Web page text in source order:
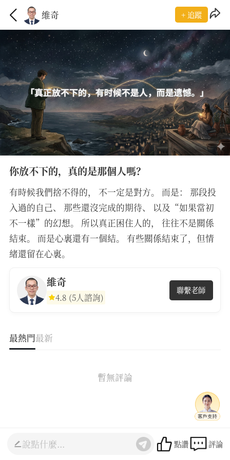
維奇 + 追蹤
你放不下的，真的是那個人嗎？
有時候我們捨不得的， 不一定是對方。 而是： 那段投
入過的自己、 那些還沒完成的期待、 以及“如果當初
不一樣”的幻想。 所以真正困住人的， 往往不是關係
結束。 而是心裏還有一個結。 有些關係結束了，但情
緒還留在心裏。
維奇
4.8 (5人諮詢)
聯繫老師
最熱門最新
暫無評論
點讚 評論